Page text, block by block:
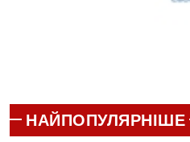
НАЙПОПУЛЯРНІШЕ